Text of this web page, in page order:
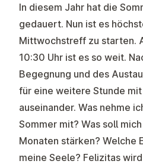
In diesem Jahr hat die
gedauert. Nun ist es
Mittwochstreff zu starten.
10:30 Uhr ist es so weit.
Begegnung und des
für eine weitere Stunde
auseinander. Was nehme
Sommer mit? Was soll
Monaten stärken? Welche
meine Seele? Felizitas